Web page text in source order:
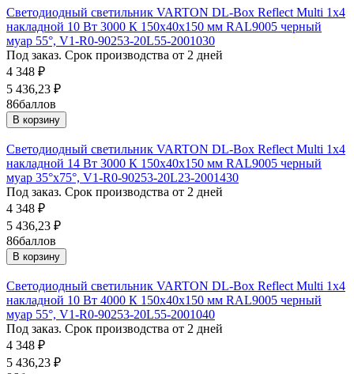
Светодиодный светильник VARTON DL-Box Reflect Multi 1x4
накладной 10 Вт 3000 К 150х40х150 мм RAL9005 черный
муар 55°, V1-R0-90253-20L55-2001030
Под заказ. Срок производства от 2 дней
4 348 ₽
5 436,23 ₽
86баллов
В корзину
Светодиодный светильник VARTON DL-Box Reflect Multi 1x4
накладной 14 Вт 3000 К 150х40х150 мм RAL9005 черный
муар 35°x75°, V1-R0-90253-20L23-2001430
Под заказ. Срок производства от 2 дней
4 348 ₽
5 436,23 ₽
86баллов
В корзину
Светодиодный светильник VARTON DL-Box Reflect Multi 1x4
накладной 10 Вт 4000 К 150х40х150 мм RAL9005 черный
муар 55°, V1-R0-90253-20L55-2001040
Под заказ. Срок производства от 2 дней
4 348 ₽
5 436,23 ₽